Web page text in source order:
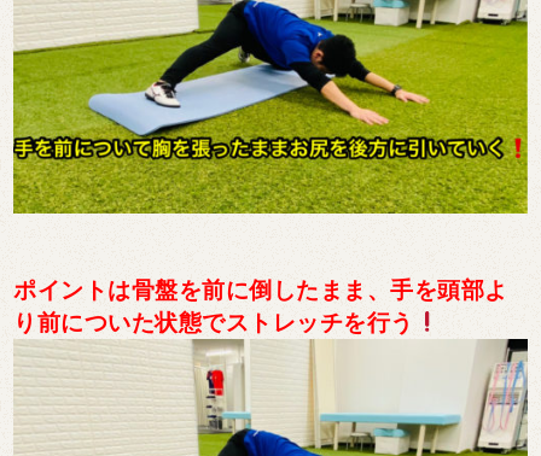
ポイントは骨盤を前に倒したまま、手を頭部よ
り前についた状態でストレッチを行う